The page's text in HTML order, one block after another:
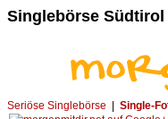
Singlebörse
Seriöse Singlebörse Single-